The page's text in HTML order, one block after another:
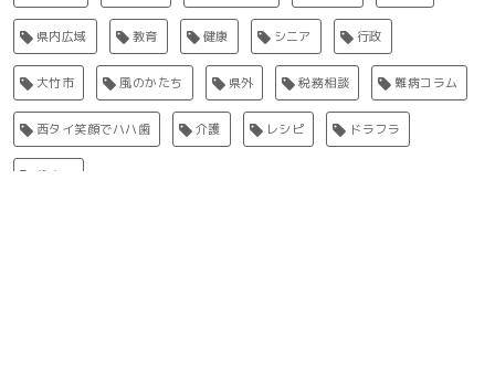
県内広域 教育 健康 シニア 行政
大竹市 風のかたち 県外 税務相談 難病コラム
西タイ笑顔でハハ歯 介護 レシピ ドラフラ
住まい